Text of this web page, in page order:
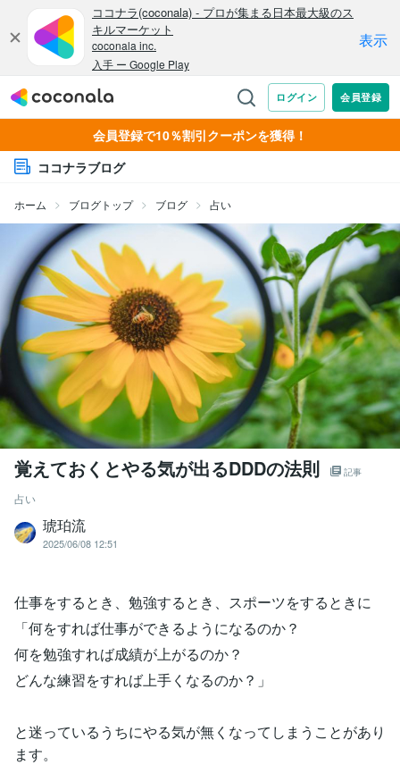
会員登録で10％割引クーポンを獲得！
ココナラブログ
ホーム ブログトップ ブログ 占い
覚えておくとやる気が出るDDDの法則 記事
占い
琥珀流
2025/06/08 12:51
仕事をするとき、勉強するとき、スポーツをするときに
「何をすれば仕事ができるようになるのか？
何を勉強すれば成績が上がるのか？
どんな練習をすれば上手くなるのか？」
と迷っているうちにやる気が無くなってしまうことがあり
ます。